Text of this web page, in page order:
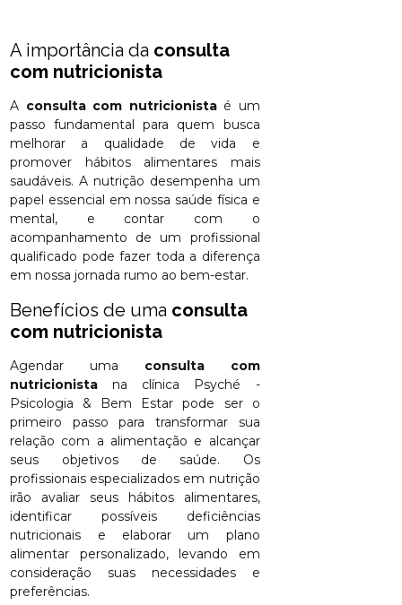
A importância da consulta
com nutricionista
A consulta com nutricionistaé um
passo fundamental para quem busca
melhorar a qualidade de vida e
promover hábitos alimentares mais
saudáveis. A nutrição desempenha um
papel essencial em nossa saúde física e
mental, e contar com o
acompanhamento de um profissional
qualificado pode fazer toda a diferença
em nossa jornada rumo ao bem-estar.
Benefícios de uma consulta
com nutricionista
Agendar uma consulta com
nutricionista na clínica Psyché -
Psicologia & Bem Estar pode ser o
primeiro passo para transformar sua
relação com a alimentação e alcançar
seus objetivos de saúde. Os
profissionais especializados em nutrição
irão avaliar seus hábitos alimentares,
identificar possíveis deficiências
nutricionais e elaborar um plano
alimentar personalizado, levando em
consideração suas necessidades e
preferências.